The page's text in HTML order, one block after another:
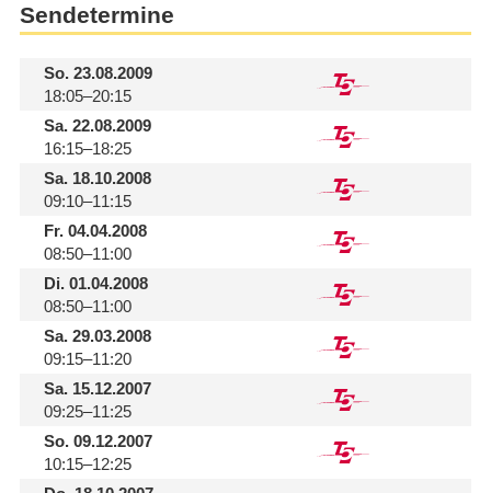
Sendetermine
So.23.08.2009
18:05–20:15
Sa.22.08.2009
16:15–18:25
Sa.18.10.2008
09:10–11:15
Fr.04.04.2008
08:50–11:00
Di.01.04.2008
08:50–11:00
Sa.29.03.2008
09:15–11:20
Sa.15.12.2007
09:25–11:25
So.09.12.2007
10:15–12:25